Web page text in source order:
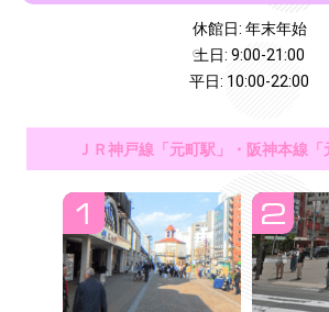
休館日: 年末年始
土日: 9:00-21:00
平日: 10:00-22:00
ＪＲ神戸線「元町駅」・阪神本線「